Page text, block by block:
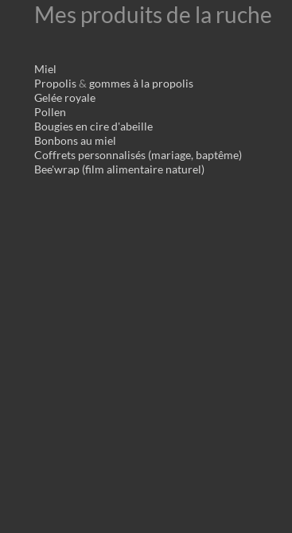
Mes produits de la ruche
Miel
Propolis& gommes à la propolis
Gelée royale
Pollen
Bougies en cire d'abeille
Bonbons au miel
Coffrets personnalisés (mariage, baptême)
Bee'wrap (film alimentaire naturel)